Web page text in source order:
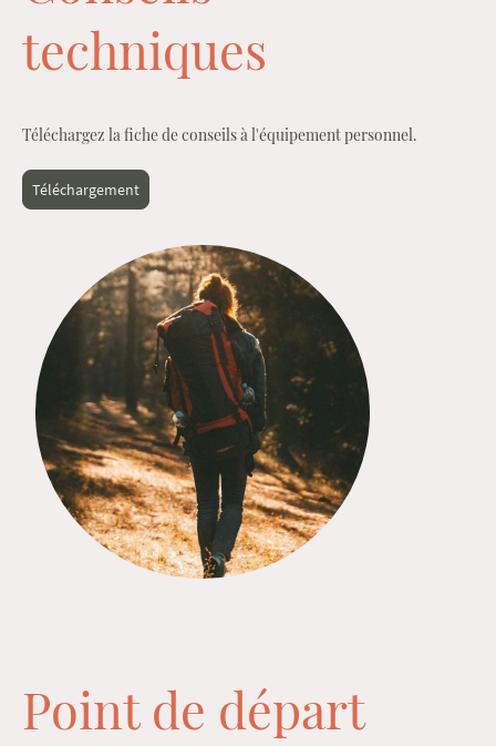
techniques
Téléchargez la fiche de conseils à l'équipement personnel.
Téléchargement
Point de départ